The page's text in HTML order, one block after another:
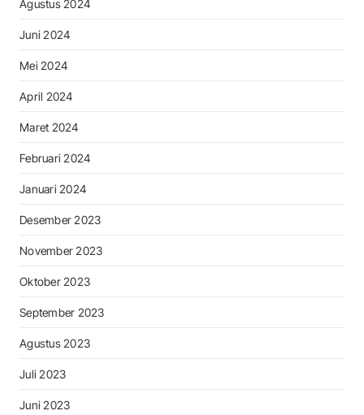
Agustus 2024
Juni 2024
Mei 2024
April 2024
Maret 2024
Februari 2024
Januari 2024
Desember 2023
November 2023
Oktober 2023
September 2023
Agustus 2023
Juli 2023
Juni 2023